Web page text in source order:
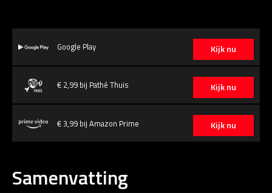
Kijk nu
Google Play
Kijk nu
€ 2,99 bij Pathé Thuis
Kijk nu
€ 3,99 bij Amazon Prime
Samenvatting